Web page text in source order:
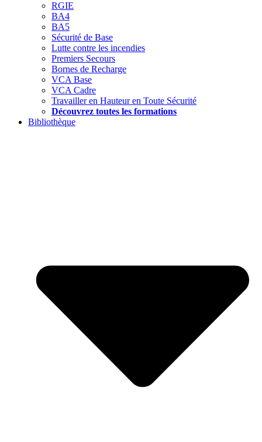
RGIE
BA4
BA5
Sécurité de Base
Lutte contre les incendies
Premiers Secours
Bornes de Recharge
VCA Base
VCA Cadre
Travailler en Hauteur en Toute Sécurité
Découvrez toutes les formations
Bibliothèque